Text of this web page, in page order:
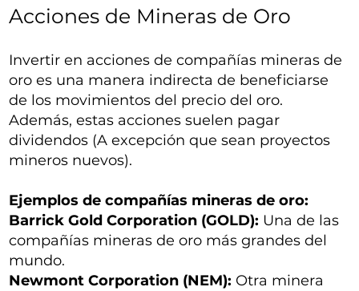
Acciones de Mineras de Oro
Invertir en acciones de compañías mineras de
oro es una manera indirecta de beneficiarse
de los movimientos del precio del oro.
Además, estas acciones suelen pagar
dividendos (A excepción que sean proyectos
mineros nuevos).
Ejemplos de compañías mineras de oro:
Barrick Gold Corporation (GOLD): Una de las
compañías mineras de oro más grandes del
mundo.
Newmont Corporation (NEM): Otra minera